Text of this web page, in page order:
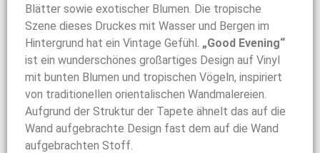
Blätter sowie exotischer Blumen. Die tropische
Szene dieses Druckes mit Wasser und Bergen im
Hintergrund hat ein Vintage Gefühl. „Good Evening“
ist ein wunderschönes großartiges Design auf Vinyl
mit bunten Blumen und tropischen Vögeln, inspiriert
von traditionellen orientalischen Wandmalereien.
Aufgrund der Struktur der Tapete ähnelt das auf die
Wand aufgebrachte Design fast dem auf die Wand
aufgebrachten Stoff.